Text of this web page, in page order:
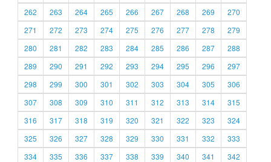
262
263 264 265 266 267 268 269
270
271
272 273 274 275 276 277 278
279
280
281 282 283 284 285 286 287
288
289
290 291 292 293 294 295 296
297
298
299 300 301 302 303 304 305
306
307
308 309 310 311 312 313 314
315
316
317 318 319 320 321 322 323
324
325
326 327 328 329 330 331 332
333
334
335 336 337 338 339 340 341 342